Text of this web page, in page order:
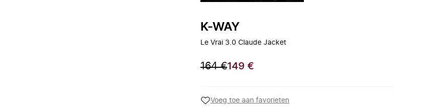
K-WAY
Le Vrai 3.0 Claude Jacket
164 €149 €
Voeg toe aan favorieten